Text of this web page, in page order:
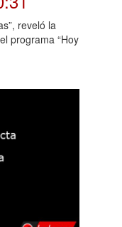
reveló la
programa “Hoy